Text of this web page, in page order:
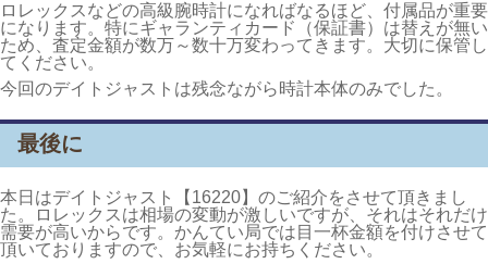
ロレックスなどの高級腕時計になればなるほど、付属品が重要
になります。特にギャランティカード（保証書）は替えが無い
ため、査定金額が数万～数十万変わってきます。大切に保管し
てください。
今回のデイトジャストは残念ながら時計本体のみでした。
最後に
本日はデイトジャスト【16220】のご紹介をさせて頂きまし
た。ロレックスは相場の変動が激しいですが、それはそれだけ
需要が高いからです。かんてい局では目一杯金額を付けさせて
頂いておりますので、お気軽にお持ちください。